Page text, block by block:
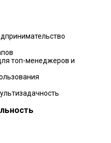
топ-менеджеров и